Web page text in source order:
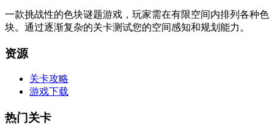
一款挑战性的色块谜题游戏，玩家需在有限空间内排列各种色
块。通过逐渐复杂的关卡测试您的空间感知和规划能力。
资源
关卡攻略
游戏下载
热门关卡